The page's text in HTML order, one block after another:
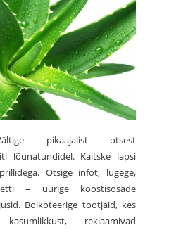
pikaajalist otsest
lõunatundidel. Kaitske lapsi
Otsige infot, lugege,
– uurige koostisosade
Boikoteerige tootjaid, kes
reklaamivad